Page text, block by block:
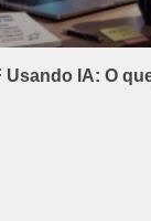
Usando IA: O